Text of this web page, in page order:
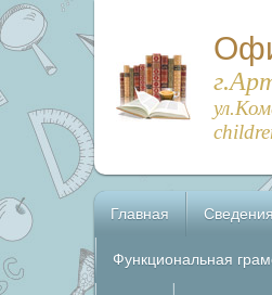
Главная
Функциональная